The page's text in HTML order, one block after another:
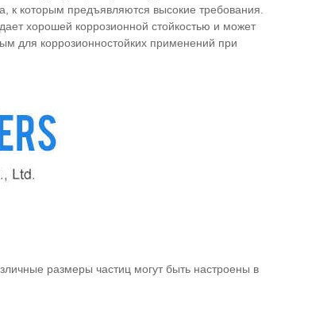
которым предъявляются высокие требования.
хорошей коррозионной стойкостью и может
для коррозионностойких применений при
размеры частиц могут быть настроены в